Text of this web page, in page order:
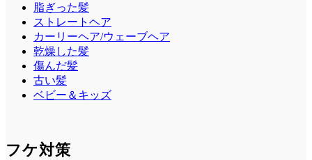
脂ぎった髪
ストレートヘア
カーリーヘア/ウェーブヘア
乾燥した髪
傷んだ髪
古い髪
ベビー＆キッズ
フケ対策